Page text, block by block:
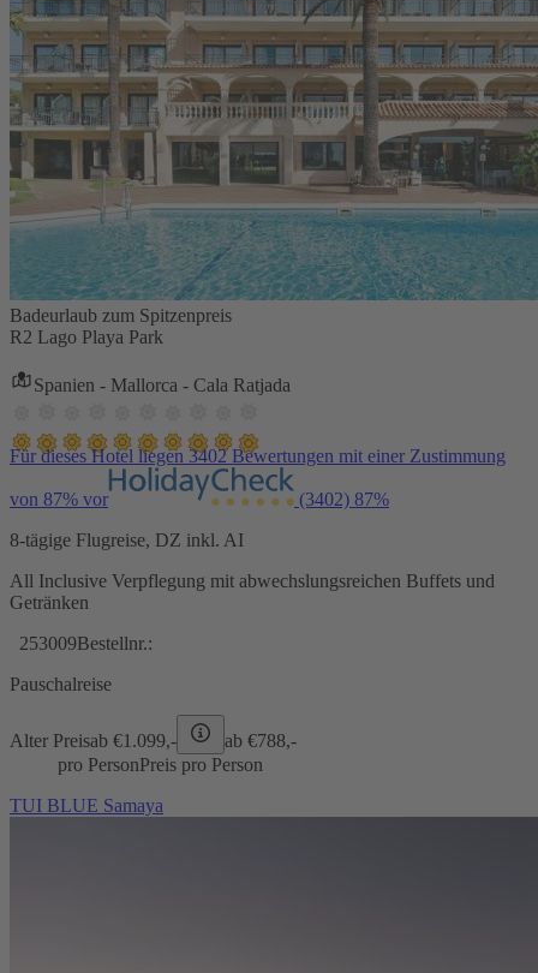
Badeurlaub zum Spitzenpreis
R2 Lago Playa Park
Spanien - Mallorca - Cala Ratjada
Für dieses Hotel liegen 3402 Bewertungen mit einer Zustimmung
von 87% vor (3402) 87%
8-tägige Flugreise, DZ inkl. AI
All Inclusive Verpflegung mit abwechslungsreichen Buffets und
Getränken
253009Bestellnr.:
Pauschalreise
Alter Preisab €1.099,- ab €788,-
pro PersonPreis pro Person
TUI BLUE Samaya